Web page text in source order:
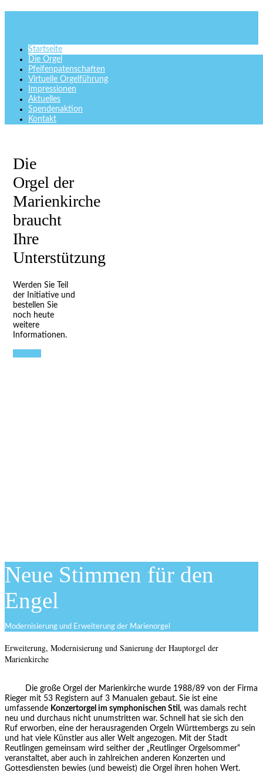
Startseite
Die Orgel
Pfeifenpatenschaften
Virtuelle Orgelführung
Impressionen
Aktuelles
Spendenaktion
Kontakt
Die
Orgel der
Marienkirche
braucht
Ihre
Unterstützung
Werden Sie Teil
der Initiative und
bestellen Sie
noch heute
weitere
Informationen.
Neue Stimmen für den
Engel
Modernisierung und Erweiterung der Marienorgel
Erweiterung, Modernisierung und Sanierung der Hauptorgel der
Marienkirche
Die große Orgel der Marienkirche wurde 1988/89 von der Firma
Rieger mit 53 Registern auf 3 Manualen gebaut. Sie ist eine
umfassende Konzertorgel im symphonischen Stil , was damals recht
neu und durchaus nicht unumstritten war. Schnell hat sie sich den
Ruf erworben, eine der herausragenden Orgeln Württembergs zu sein
und hat viele Künstler aus aller Welt angezogen. Mit der Stadt
Reutlingen gemeinsam wird seither der „Reutlinger Orgelsommer“
veranstaltet, aber auch in zahlreichen anderen Konzerten und
Gottesdiensten bewies (und beweist) die Orgel ihren hohen Wert.